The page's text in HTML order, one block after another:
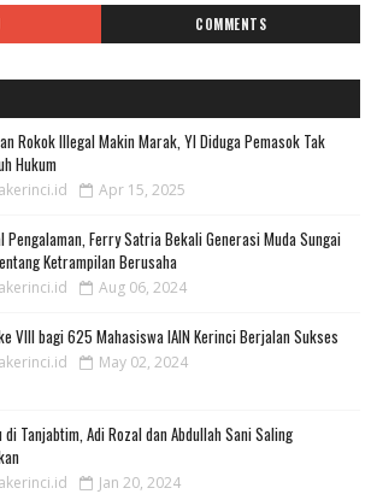
COMMENTS
Rokok Illegal Makin Marak, YI Diduga Pemasok Tak
Hukum
Apr 15, 2025
Pengalaman, Ferry Satria Bekali Generasi Muda Sungai
Ketrampilan Berusaha
Aug 06, 2024
VIII bagi 625 Mahasiswa IAIN Kerinci Berjalan Sukses
May 02, 2024
Tanjabtim, Adi Rozal dan Abdullah Sani Saling
Jan 20, 2024